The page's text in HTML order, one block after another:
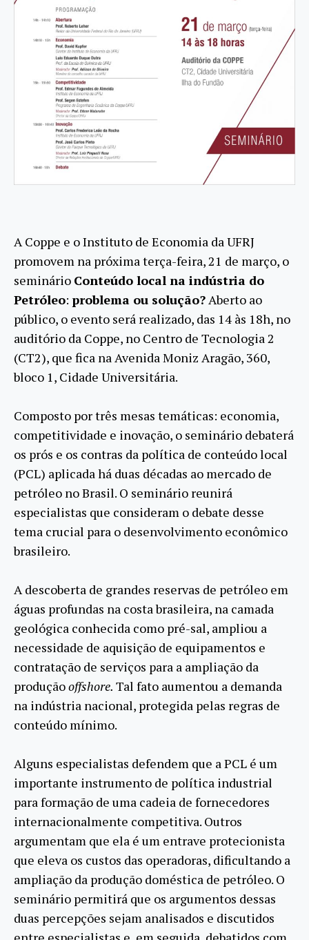
A Coppe e o Instituto de Economia da UFRJ
promovem na próxima terça-feira, 21 de março, o
seminário Conteúdo local na indústria do
Petróleo: problema ou solução? Aberto ao
público, o evento será realizado, das 14 às 18h, no
auditório da Coppe, no Centro de Tecnologia 2
(CT2), que fica na Avenida Moniz Aragão, 360,
bloco 1, Cidade Universitária.
Composto por três mesas temáticas: economia,
competitividade e inovação, o seminário debaterá
os prós e os contras da política de conteúdo local
(PCL) aplicada há duas décadas ao mercado de
petróleo no Brasil. O seminário reunirá
especialistas que consideram o debate desse
tema crucial para o desenvolvimento econômico
brasileiro.
A descoberta de grandes reservas de petróleo em
águas profundas na costa brasileira, na camada
geológica conhecida como pré-sal, ampliou a
necessidade de aquisição de equipamentos e
contratação de serviços para a ampliação da
produçãooffshore. Tal fato aumentou a demanda
na indústria nacional, protegida pelas regras de
conteúdo mínimo.
Alguns especialistas defendem que a PCL é um
importante instrumento de política industrial
para formação de uma cadeia de fornecedores
internacionalmente competitiva. Outros
argumentam que ela é um entrave protecionista
que eleva os custos das operadoras, dificultando a
ampliação da produção doméstica de petróleo. O
seminário permitirá que os argumentos dessas
duas percepções sejam analisados e discutidos